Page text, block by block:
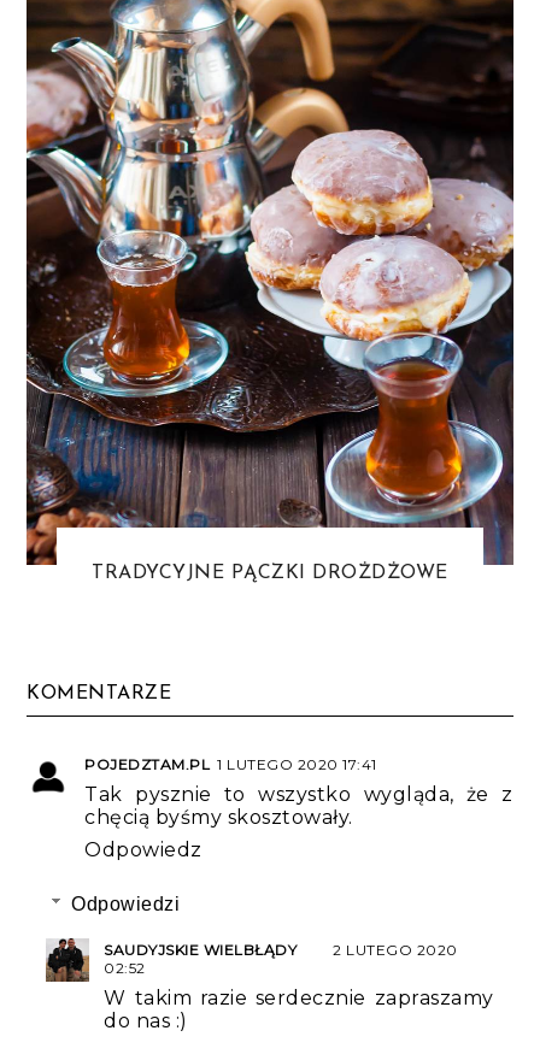
TRADYCYJNE PĄCZKI DROŻDŻOWE
KOMENTARZE
POJEDZTAM.PL 1 LUTEGO 2020 17:41
Tak pysznie to wszystko wygląda, że z
chęcią byśmy skosztowały.
Odpowiedz
Odpowiedzi
SAUDYJSKIE WIELBŁĄDY
2 LUTEGO 2020
02:52
W takim razie serdecznie zapraszamy
do nas :)